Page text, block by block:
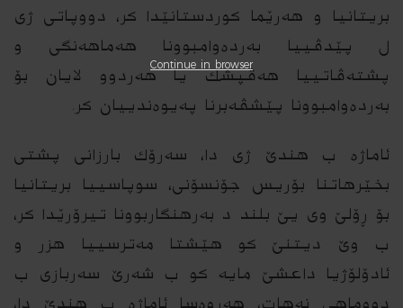
بریتانیا و هه‌رێما كوردستانێدا كر، دووپاتى ژى
ل پێدڤییا به‌رده‌وامبوونا هه‌ماهه‌نگى و
پشته‌ڤاتییا هه‌ڤپشك یا هه‌ردوو لایان بۆ
به‌رده‌وامبوونا پێشڤه‌برنا په‌یوه‌ندییان كر.
ئاماژه‌ ب هندێ ژى دا، سه‌رۆك بارزانى پشتى
بخێرهاتنا بۆریس جۆنسۆنى، سوپاسییا بریتانیا
بۆ ڕۆلێ وى یێ بلند د به‌رهنگاربوونا تیرۆرێدا كر،
ب وێ دیتنێ كو هێشتا مه‌ترسییا هزر و
ئادۆلۆژیا داعشێ مایه‌ كو ب شه‌رێ سه‌ربازى ب
Continue in browser